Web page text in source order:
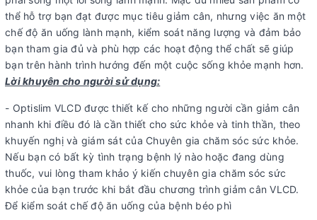
thể hỗ trợ bạn đạt được mục tiêu giảm cân, nhưng việc ăn một
chế độ ăn uống lành mạnh, kiểm soát năng lượng và đảm bảo
bạn tham gia đủ và phù hợp các hoạt động thể chất sẽ giúp
bạn trên hành trình hướng đến một cuộc sống khỏe mạnh hơn.
Lời khuyên cho người sử dụng:
- Optislim VLCD được thiết kế cho những người cần giảm cân
nhanh khi điều đó là cần thiết cho sức khỏe và tinh thần, theo
khuyến nghị và giám sát của Chuyên gia chăm sóc sức khỏe.
Nếu bạn có bất kỳ tình trạng bệnh lý nào hoặc đang dùng
thuốc, vui lòng tham khảo ý kiến ​​chuyên gia chăm sóc sức
khỏe của bạn trước khi bắt đầu chương trình giảm cân VLCD.
Để kiểm soát chế độ ăn uống của bệnh béo phì